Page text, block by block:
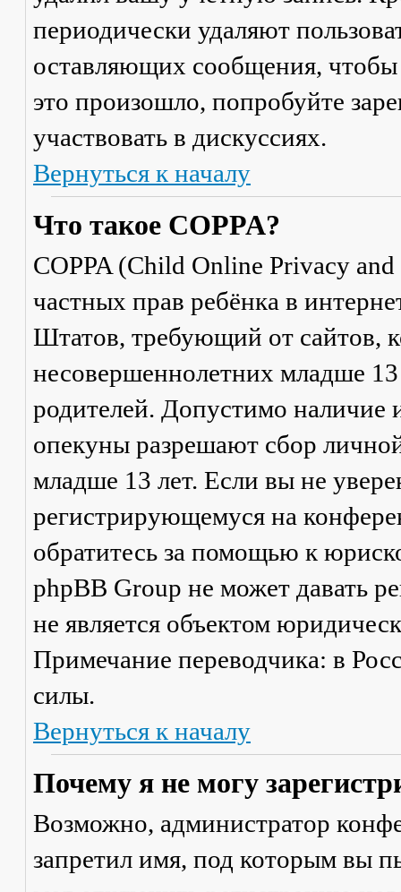
периодически удаляют
оставляющих сообщения,
это произошло, попробуйте
участвовать в дискуссиях.
Вернуться к началу
Что такое COPPA?
COPPA (Child Online Privacy
частных прав ребёнка в
Штатов, требующий от сайтов,
несовершеннолетних младше 13
родителей. Допустимо наличие
опекуны разрешают сбор
младше 13 лет. Если вы не
регистрирующемуся на
обратитесь за помощью к
phpBB Group не может давать
не является объектом
Примечание переводчика: в
силы.
Вернуться к началу
Почему я не могу
Возможно, администратор
запретил имя, под которым вы